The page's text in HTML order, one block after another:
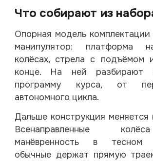
Что собирают из
Опорная модель
манипулятор: платформа
колёсах, стрела с подъёмом
конце. На ней разбирают
программу курса, от
автономного цикла.
Дальше конструкция меняется
Всенаправленные
манёвренность в тесном
обычные держат прямую